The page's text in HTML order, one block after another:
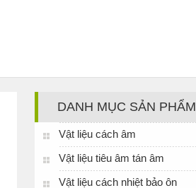
DANH MỤC SẢN PHẨM
Vật liệu cách âm
Vật liệu tiêu âm tán âm
Vật liệu cách nhiệt bảo ôn